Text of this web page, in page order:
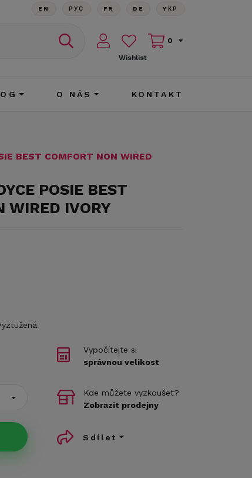
EN РУС FR DE YКР
Wishlist
0
O NÁS KONTAKT
BEST COMFORT NON WIRED
POSIE BEST
WIRED IVORY
Vypočítejte si
správnou velikost
Kde můžete vyzkoušet?
Zobrazit prodejny
Sdílet